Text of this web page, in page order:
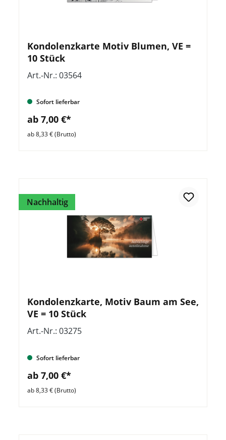
Kondolenzkarte Motiv Blumen, VE =
10 Stück
Art.-Nr.: 03564
Sofort lieferbar
ab 7,00 €*
ab 8,33 € (Brutto)
Nachhaltig
Kondolenzkarte, Motiv Baum am See,
VE = 10 Stück
Art.-Nr.: 03275
Sofort lieferbar
ab 7,00 €*
ab 8,33 € (Brutto)